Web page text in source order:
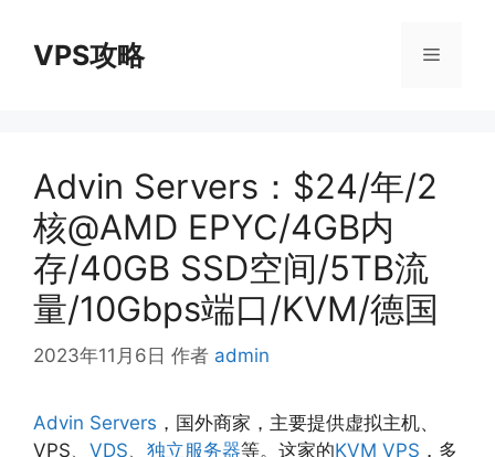
VPS攻略 菜
Advin Servers：$24/年/2
核@AMD EPYC/4GB内
存/40GB SSD空间/5TB流
量/10Gbps端口/KVM/德国
2023年11月6日 作者 admin
Advin Servers ，国外商家，主要提供虚拟主机、
VPS、 VDS、 独立服务器等。这家的KVM VPS ，多